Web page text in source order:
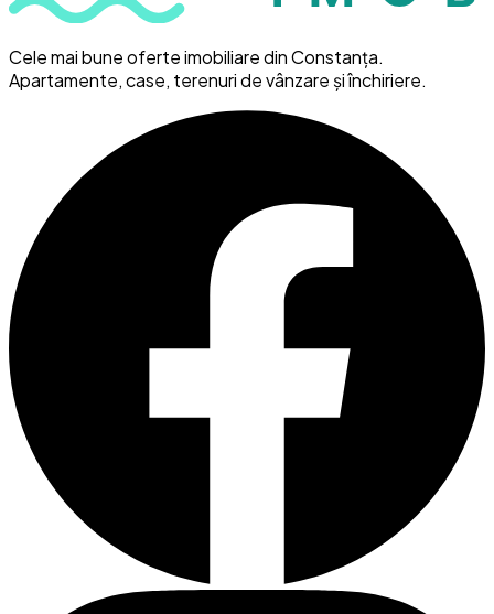
Cele mai bune oferte imobiliare din Constanța.
Apartamente, case, terenuri de vânzare și închiriere.